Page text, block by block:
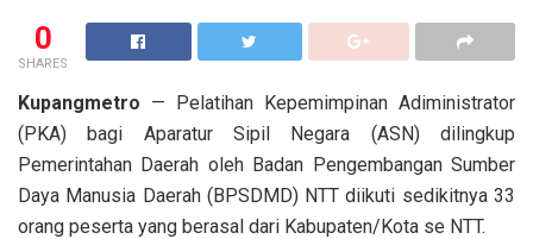
0
SHARES
Kupangmetro — Pelatihan Kepemimpinan Adiministrator
(PKA) bagi Aparatur Sipil Negara (ASN) dilingkup
Pemerintahan Daerah oleh Badan Pengembangan Sumber
Daya Manusia Daerah (BPSDMD) NTT diikuti sedikitnya 33
orang peserta yang berasal dari Kabupaten/Kota se NTT.